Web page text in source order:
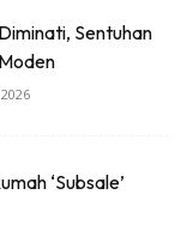
Sentuhan
‘Subsale’